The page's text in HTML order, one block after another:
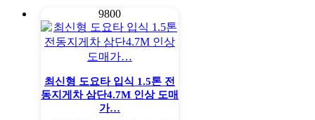
9800
최신형 도요타 입식 1.5톤 전
동지게차 삼단4.7M 인상 도매
가…